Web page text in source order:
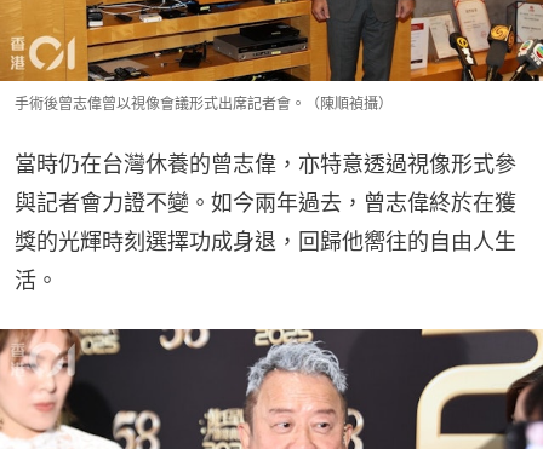
手術後曾志偉曾以視像會議形式出席記者會。（陳順禎攝）
當時仍在台灣休養的曾志偉，亦特意透過視像形式參
與記者會力證不變。如今兩年過去，曾志偉終於在獲
獎的光輝時刻選擇功成身退，回歸他嚮往的自由人生
活。